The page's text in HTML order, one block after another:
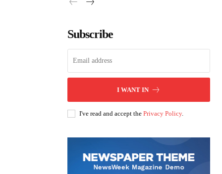
Subscribe
I WANT IN
I've read and accept the Privacy Policy.